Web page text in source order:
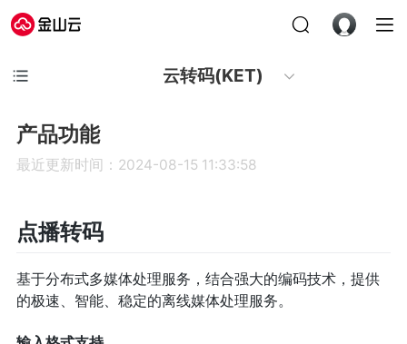
云转码(KET)
产品功能
最近更新时间：2024-08-15 11:33:58
点播转码
基于分布式多媒体处理服务，结合强大的编码技术，提供
的极速、智能、稳定的离线媒体处理服务。